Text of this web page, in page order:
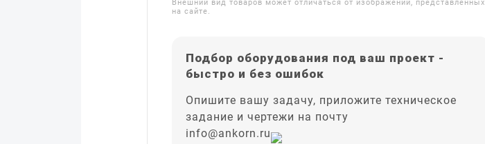
Внешний вид товаров может отличаться от изображений, представленных
на сайте.
Подбор оборудования под ваш проект -
быстро и без ошибок
Опишите вашу задачу, приложите техническое
задание и чертежи на почту
info@ankorn.ru